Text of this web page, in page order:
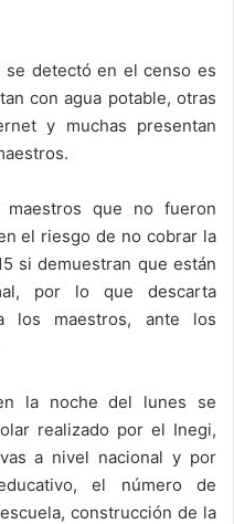
detectó en el censo es
con agua potable, otras
y muchas presentan
que no fueron
el riesgo de no cobrar la
si demuestran que están
por lo que descarta
los maestros, ante los
la noche del lunes se
realizado por el Inegi,
a nivel nacional y por
el número de
construcción de la